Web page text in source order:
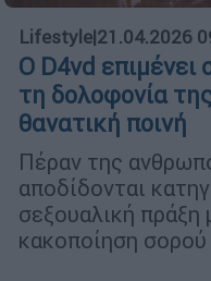
Lifestyle|21.04.2026
Ο D4vd επιμένει
τη δολοφονία
θανατική ποινή
Πέραν της
αποδίδονται
σεξουαλική πράξη
κακοποίηση σορού